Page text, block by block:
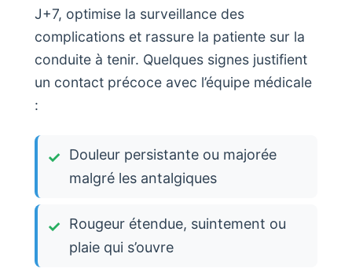
J+7, optimise la surveillance des
complications et rassure la patiente sur la
conduite à tenir. Quelques signes justifient
un contact précoce avec l’équipe médicale
:
Douleur persistante ou majorée
malgré les antalgiques
Rougeur étendue, suintement ou
plaie qui s’ouvre